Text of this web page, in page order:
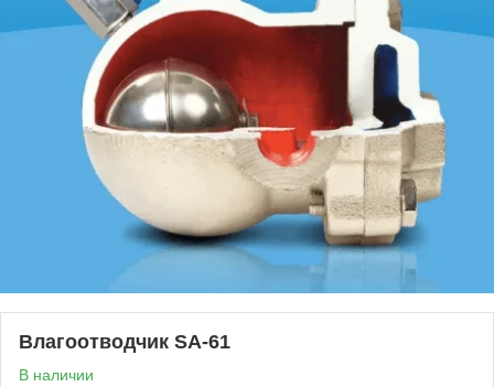
Влагоотводчик SA-61
В наличии